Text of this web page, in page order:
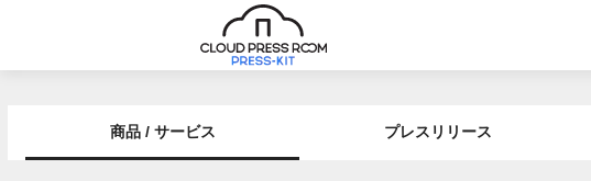
商品 / サービス プレスリリース